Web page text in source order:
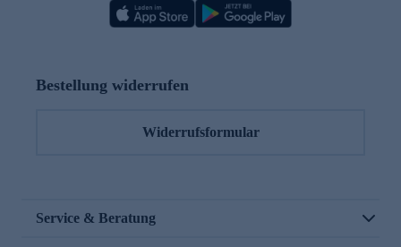
Bestellung widerrufen
Widerrufsformular
Service & Beratung